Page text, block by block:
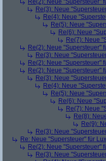
Re(2): Neue "Supersteuer"
Re(3): Neue
Re(4): Neue
Re(5): Neue
Re(6): Neue
Re(7): Neue
Re(2): Neue "Supersteuer"
Re(3): Neue
Re(2): Neue "Supersteuer"
Re(2): Neue "Supersteuer"
Re(3): Neue
Re(4): Neue
Re(5): Neue
Re(6): Neue
Re(7): Neue
Re(8):
Re(9):
Re(3): Neue
Re: Neue "Supersteuer" für
Re(2): Neue "Supersteuer"
Re(3): Neue